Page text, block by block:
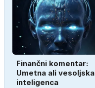
Finančni komentar:
Umetna ali vesoljska
inteligenca